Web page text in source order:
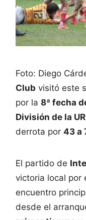
Foto: Diego
Club visitó este
por la 8ª fecha
División de la
derrota por 43 a
El partido de
victoria local por
encuentro
desde el